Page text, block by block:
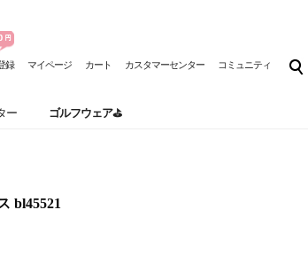
録 マイページ カート カスタマーセンター コミュニティ
ー ゴルフウェア⛳
bl45521